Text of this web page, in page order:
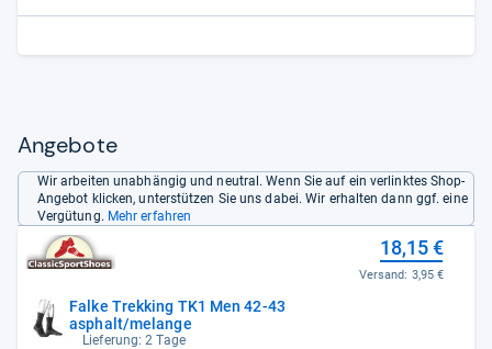
Angebote
Wir arbeiten unabhängig und neutral. Wenn Sie auf ein verlinktes Shop-
Angebot klicken, unterstützen Sie uns dabei. Wir erhalten dann ggf. eine
Vergütung. Mehr erfahren
Falke Trekking TK1 Men 42-43
asphalt/melange
Lieferung: 2 Tage
18,15 €
Versand: 3,95 €